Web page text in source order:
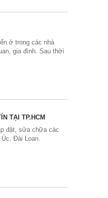
ở trong các nhà
gia đình. Sau thời
TẠI TP.HCM
đặt, sửa chữa các
Đài Loan.